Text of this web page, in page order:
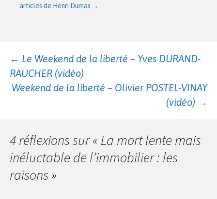
articles de Henri Dumas →
Navigation
des
← Le Weekend de la liberté – Yves DURAND-
RAUCHER (vidéo)
Weekend de la liberté – Olivier POSTEL-VINAY
(vidéo) →
4 réflexions sur « La mort lente mais
inéluctable de l’immobilier : les
raisons»